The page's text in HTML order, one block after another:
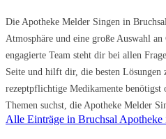
Die Apotheke Melder Singen in
Atmosphäre und eine große Auswahl an
engagierte Team steht dir bei allen
Seite und hilft dir, die besten
rezeptpflichtige Medikamente
Themen suchst, die Apotheke Melder
Alle Einträge in Bruchsal Apotheke